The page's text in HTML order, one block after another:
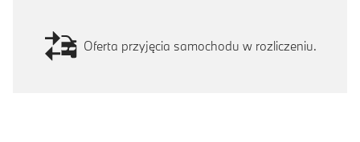
Oferta przyjęcia samochodu w rozliczeniu.